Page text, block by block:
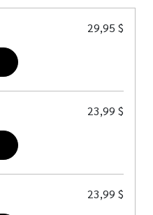
29,95 $
23,99 $
23,99 $